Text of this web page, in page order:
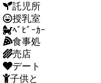
託児所
授乳室
ﾍﾞﾋﾞｰｶｰ
食事処
売店
デート
子供と